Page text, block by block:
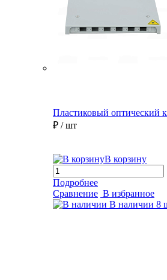
Пластиковый оптический
₽ / шт
В корзину
Подробнее
Сравнение В избранное
В наличии 8